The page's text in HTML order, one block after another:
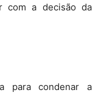
com a decisão da
para condenar a